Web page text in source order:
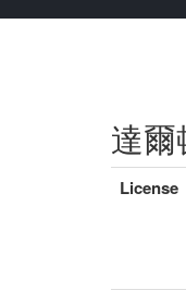
達
License